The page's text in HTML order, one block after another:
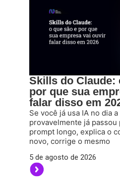
Skills do Claude:
por que sua
falar disso em
Se você já usa IA no dia
provavelmente já
prompt longo, explica o
novo, corrige o mesmo
5 de agosto de 2026